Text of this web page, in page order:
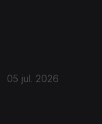
05 jul. 2026